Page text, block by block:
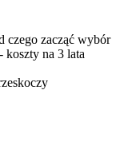
czego zacząć wybór
koszty na 3 lata